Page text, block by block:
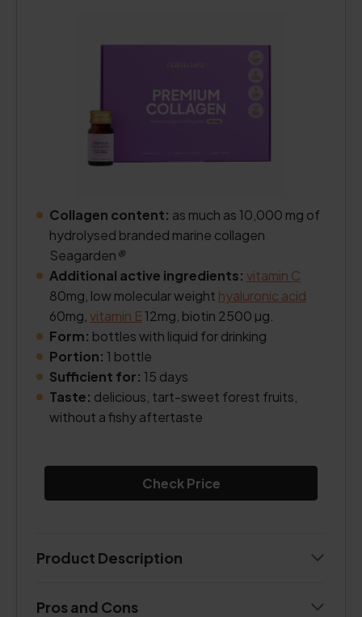
Collagen content: as much as 10,000 mg of
hydrolysed branded marine collagen
Seagarden®
Additional active ingredients: vitamin C
80mg, low molecular weight hyaluronic acid
60mg, vitamin E12mg, biotin 2500 µg.
Form: bottles with liquid for drinking
Portion: 1 bottle
Sufficient for: 15 days
Taste: delicious, tart-sweet forest fruits,
without a fishy aftertaste
Check Price
Product Description
Pros and Cons